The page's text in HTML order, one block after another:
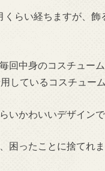
らい経ちますが、
回中身のコスチュー
しているコスチュー
いかわいいデザイン
困ったことに捨てれ